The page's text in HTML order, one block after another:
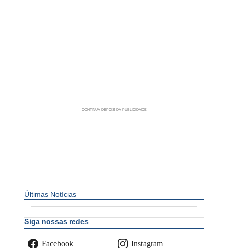
Últimas Notícias
Siga nossas redes
Facebook Instagram